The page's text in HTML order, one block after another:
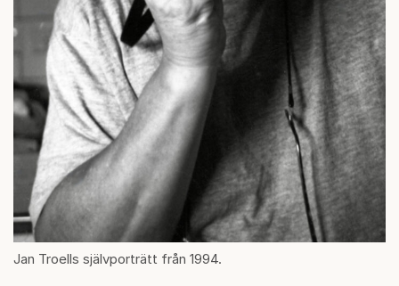
Jan Troells självporträtt från 1994.